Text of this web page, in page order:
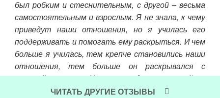
был робким и стеснительным, с другой – весьма
самостоятельным и взрослым. Я не знала, к чему
приведут наши отношения, но я училась его
поддерживать и помогать ему раскрыться. И чем
больше я училась, тем крепче становились наши
отношения, тем больше он раскрывался с
мужской стороны. Через полгода отношений он
заговорил о браке. Меня это напугало – брак, это
ЧИТАТЬ ДРУГИЕ ОТЗЫВЫ